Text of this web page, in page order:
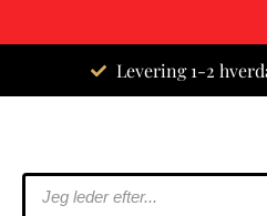
Levering 1-2